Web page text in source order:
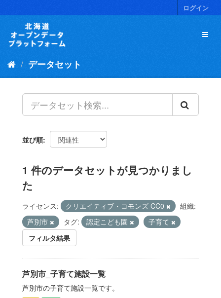
キ
ログイン
データセット
並び順
1 件のデータセットが見つかりまし
た
ライセンス: クリエイティブ・コモンズ CC0
組織:
芦別市
タグ: 認定こども園
子育て
フィルタ結果
芦別市_子育て施設一覧
芦別市の子育て施設一覧です。